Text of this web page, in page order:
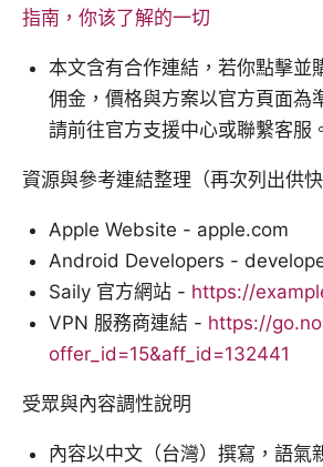
指南，你该了解的一切
本文含有合作連結，若你點擊並
佣金，價格與方案以官方頁面為
請前往官方支援中心或聯繫客服。
資源與參考連結整理（再次列出供快
Apple Website - apple.com
Android Developers -
Saily 官方網站 - https://
VPN 服務商連結 - https://
offer_id=15&aff_id=132441
受眾與內容調性說明
內容以中文（台灣）撰寫，語氣